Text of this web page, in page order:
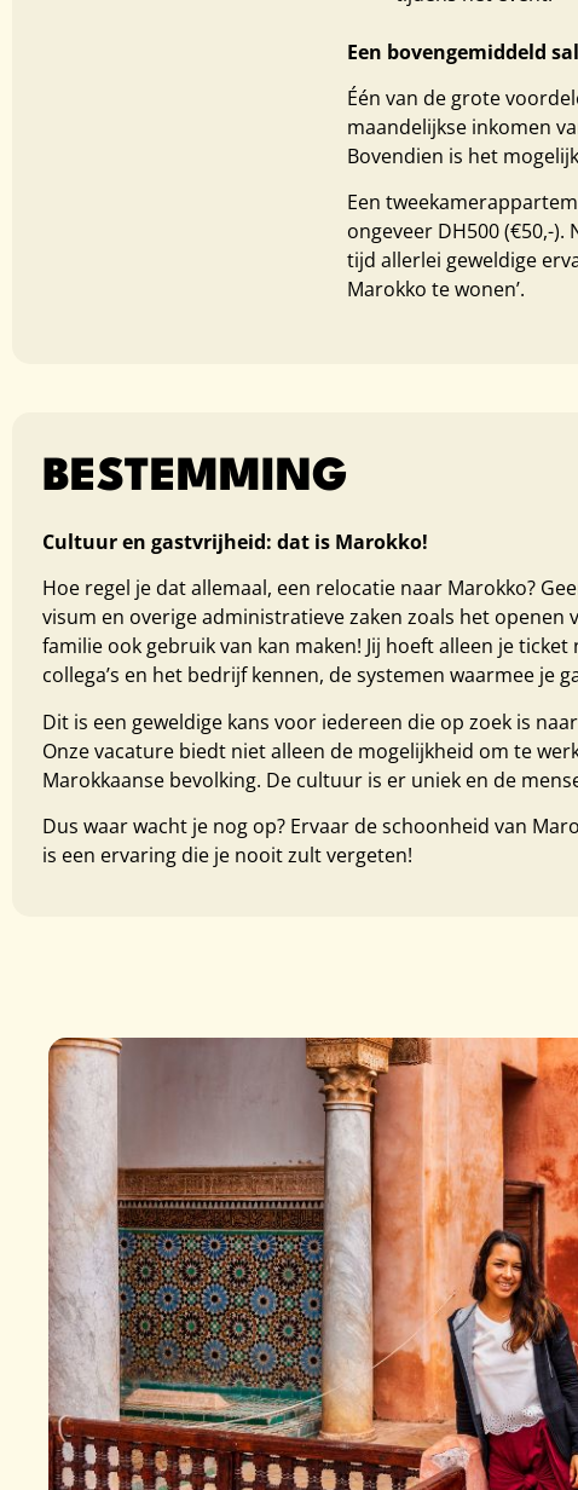
Een bovengemiddeld
Één van de grote
maandelijkse inkomen
Bovendien is het
Een
ongeveer DH500 (€50,-
tijd allerlei geweldige
Marokko te wonen’.
BESTEMMING
Cultuur en gastvrijheid: dat is Marokko!
Hoe regel je dat allemaal, een relocatie naar Marokko?
visum en overige administratieve zaken zoals het
familie ook gebruik van kan maken! Jij hoeft alleen je
collega’s en het bedrijf kennen, de systemen waarmee
Dit is een geweldige kans voor iedereen die op zoek is
Onze vacature biedt niet alleen de mogelijkheid om te
Marokkaanse bevolking. De cultuur is er uniek en de
Dus waar wacht je nog op? Ervaar de schoonheid van
is een ervaring die je nooit zult vergeten!